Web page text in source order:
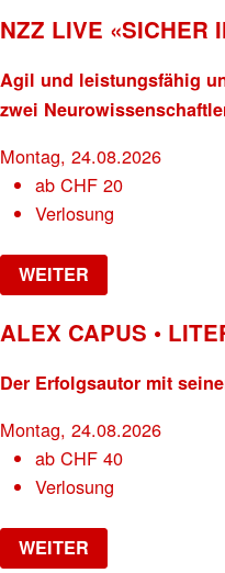
NZZ LIVE «SICHER
Agil und leistungsfähig
zwei
Montag, 24.08.2026
abCHF 20
Verlosung
WEITER
ALEX CAPUS •
Der Erfolgsautor mit
Montag, 24.08.2026
abCHF 40
Verlosung
WEITER